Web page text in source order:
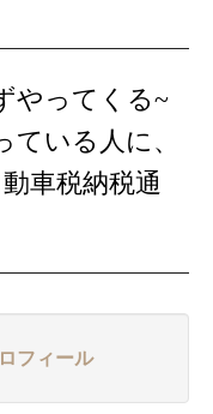
やってくる~
ている人に、
車税納税通
フィール